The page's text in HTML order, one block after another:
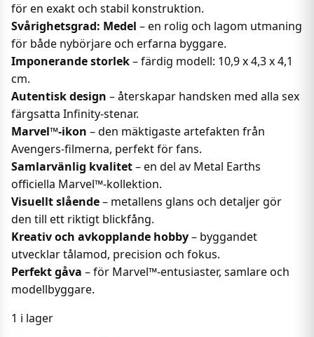
för en exakt och stabil konstruktion.
Svårighetsgrad: Medel – en rolig och lagom utmaning
för både nybörjare och erfarna byggare.
Imponerande storlek– färdig modell: 10,9 x 4,3 x 4,1
cm.
Autentisk design – återskapar handsken med alla sex
färgsatta Infinity-stenar.
Marvel™-ikon – den mäktigaste artefakten från
Avengers-filmerna, perfekt för fans.
Samlarvänlig kvalitet– en del av Metal Earths
officiella Marvel™-kollektion.
Visuellt slående– metallens glans och detaljer gör
den till ett riktigt blickfång.
Kreativ och avkopplande hobby– byggandet
utvecklar tålamod, precision och fokus.
Perfekt gåva – för Marvel™-entusiaster, samlare och
modellbyggare.
1 i lager